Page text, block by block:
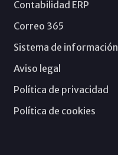
Contabilidad ERP
Correo 365
Sistema de información
Aviso legal
Política de privacidad
Política de cookies